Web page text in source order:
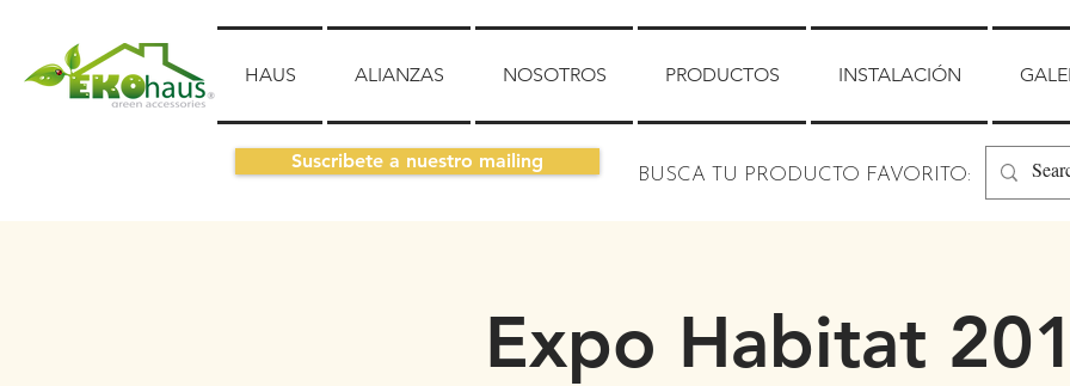
HAUS ALIANZAS NOSOTROS PRODUCTOS INSTALACIÓN
Suscribete a nuestro mailing
BUSCA TU PRODUCTO FAVORITO:
Expo Habitat